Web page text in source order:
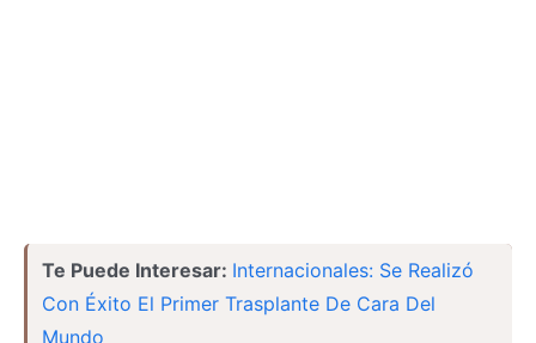
Te Puede Interesar: Internacionales: Se Realizó
Con Éxito El Primer Trasplante De Cara Del
Mundo